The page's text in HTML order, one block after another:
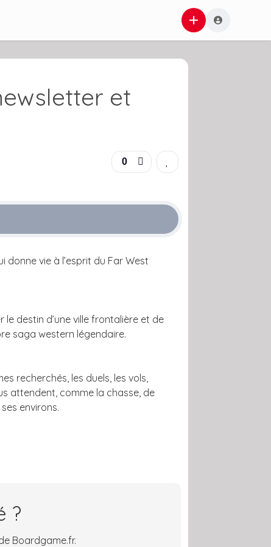
et
0
vie à l’esprit du Far West
destin d’une ville frontalière et de
saga western légendaire.
recherchés, les duels, les vols,
attendent, comme la chasse, de
environs.
?
Boardgame.fr.